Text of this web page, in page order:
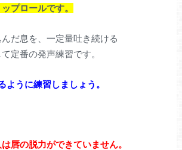
プロールです。
だ息を、一定量吐き続ける
定番の発声練習です。
ように練習しましょう。
唇の脱力ができていません。